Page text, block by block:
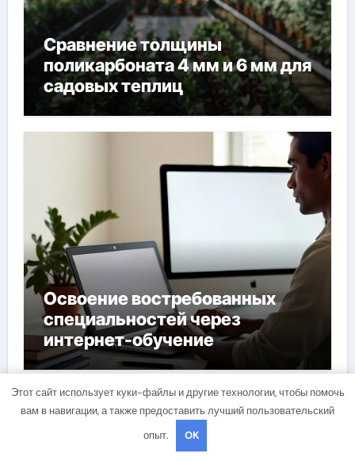
Сравнение толщины
поликарбоната 4 мм и 6 мм для
садовых теплиц
Освоение востребованных
специальностей через
интернет-обучение
Этот сайт использует куки-файлы и другие технологии, чтобы помочь
вам в навигации, а также предоставить лучший пользовательский
опыт.
OK